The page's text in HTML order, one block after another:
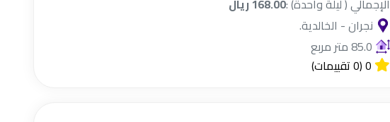
الإجمالي ( ليلة واحدة) :168.00 ريال
نجران - الخالدية.
85.0 متر مربع
0(0 تقييمات)